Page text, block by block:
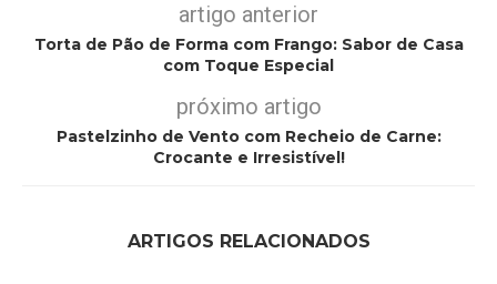
artigo anterior
Torta de Pão de Forma com Frango: Sabor de Casa
com Toque Especial
próximo artigo
Pastelzinho de Vento com Recheio de Carne:
Crocante e Irresistível!
ARTIGOS RELACIONADOS